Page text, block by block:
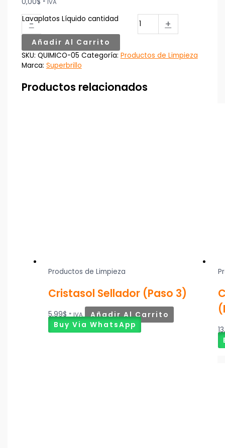
* IVA
-
Lavaplatos Líquido cantidad +
Añadir Al Carrito
SKU: QUIMICO-05 Categoría: Productos de Limpieza
Marca: Superbrillo
Productos relacionados
Productos de Limpieza
Cristasol Sellador (Paso 3)
5,99$ * IVA
Añadir Al Carrito
Buy Via WhatsApp